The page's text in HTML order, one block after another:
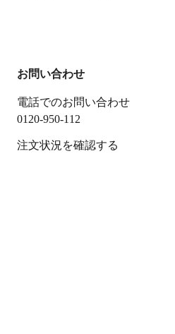
お問い合わせ
電話でのお問い合わせ
0120-950-112
注文状況を確認する